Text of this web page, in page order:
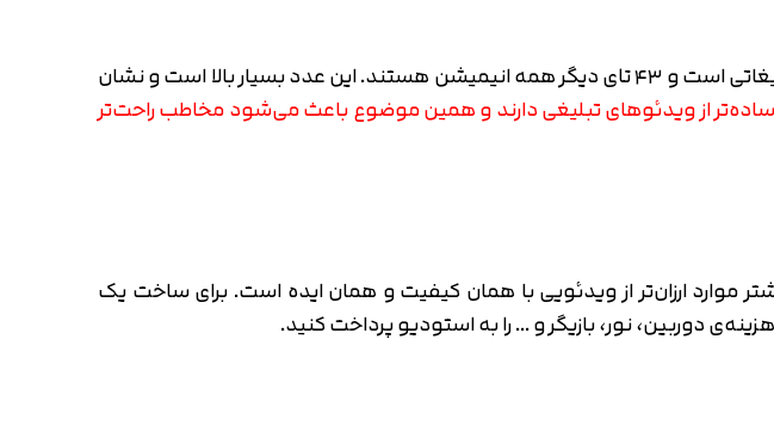
جالب است که از میان ۵۰ ویدئوی معرفی محصول برتر اینترنت، فقط ۷ تای آن‌ها فیلم تبلیغاتی است و ۴۳ تای دیگر همه انیمیشن هستند. این عدد بسیار بالا است و نشان
از ویدئوهای تبلیغی دارند و همین موضوع باعث می‌شود مخاطب راحت‌تر
ارزان‌تر از ویدئویی با همان کیفیت و همان ایده است. برای ساخت یک
دوربین، نور، بازیگر و … را به استودیو پرداخت کنید.